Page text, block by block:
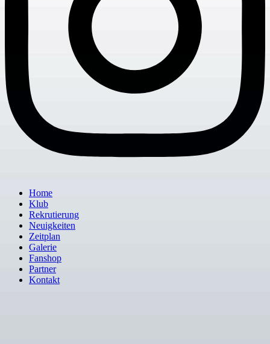
Home
Klub
Rekrutierung
Neuigkeiten
Zeitplan
Galerie
Fanshop
Partner
Kontakt